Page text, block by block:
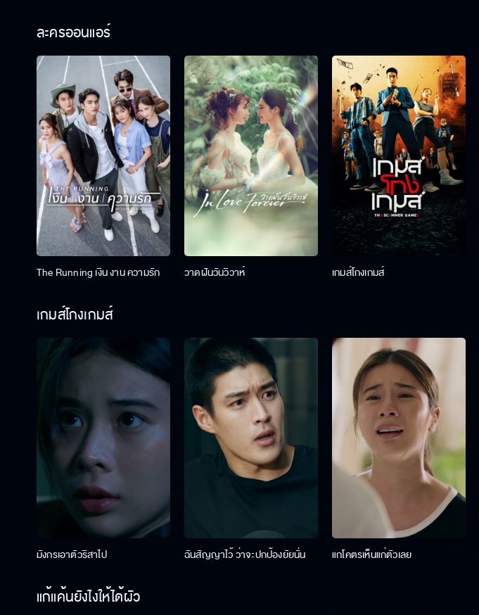
ละครออนแอร์
The Running เงิน งาน ความรัก วาดฝันวันวิวาห์ เกมส์โกงเกมส์
เกมส์โกงเกมส์
มังกรเอาตัวริสาไป ฉันสัญญาไว้ ว่าจะปกป้องยัยนั่น แกโคตรเห็นแก่ตัวเลย
แก้แค้นยังไงให้ได้ผัว